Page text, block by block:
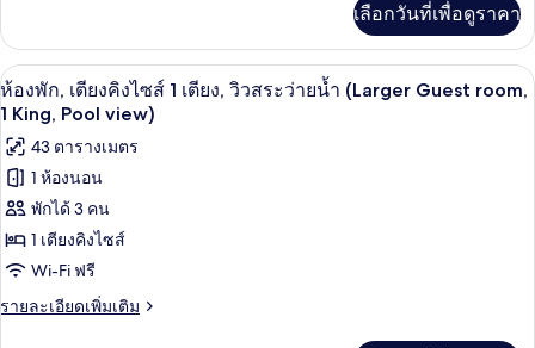
view)
King,
view)
1
เตียง,
ระเบียง,
วิว
สระ
ว่าย
น้ำ
(Larger
Guest
เกี่ยว
กับ
ห้อง
พัก,
คิง
ไซส์
เตียง,
ระเบียง,
สระ
ว่าย
น้ำ
เลือกวันที่เพื่อดูราคา
เปิด
ภาพถ่าย
ทั้งหมด
ของ
ห้อง
พัก,
เตียง
คิง
ห้องพัก, เตียงคิงไซส์ 1 เตียง, วิวสระว่
10
ห้องพัก, เตียงคิงไซส์ 1 เตียง, วิวสระว่ายน้ำ (Larger Guest room,
1 King, Pool view)
43 ตารางเมตร
1 ห้องนอน
พักได้ 3 คน
1 เตียงคิงไซส์
Wi-Fi ฟรี
รายละเอียดเพิ่มเติม
ราย